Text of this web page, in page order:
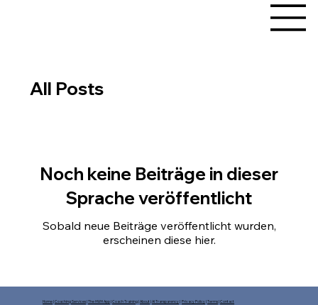
All Posts
Noch keine Beiträge in dieser
Sprache veröffentlicht
Sobald neue Beiträge veröffentlicht wurden,
erscheinen diese hier.
Home|Coaching Services|The HWH App|Coach Training|About |AI Transparency|Privacy Policy|Terms|Contact